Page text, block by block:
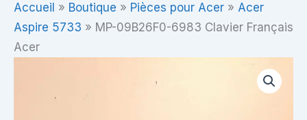
Accueil » Boutique » Pièces pour Acer » Acer
Aspire 5733 » MP-09B26F0-6983 Clavier Français
Acer